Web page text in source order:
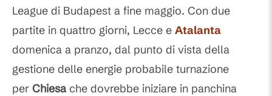
League di Budapest a fine maggio. Con due
partite in quattro giorni, Lecce e Atalanta
domenica a pranzo, dal punto di vista della
gestione delle energie probabile turnazione
per Chiesa che dovrebbe iniziare in panchina